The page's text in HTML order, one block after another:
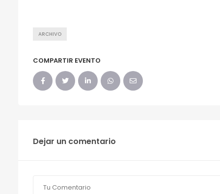
ARCHIVO
COMPARTIR EVENTO
Dejar un comentario